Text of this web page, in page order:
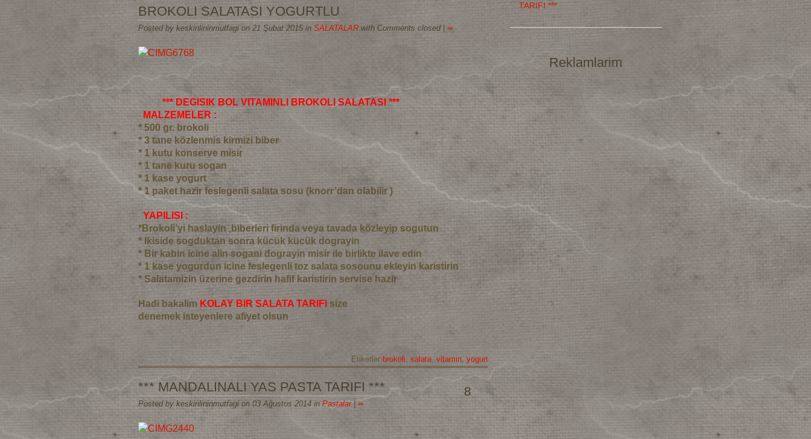
BROKOLI SALATASI YOGURTLU
Posted by keskinlininmutfagi on 21 Şubat 2015 in SALATALAR with Comments closed| ∞
*** DEGISIK BOL VITAMINLI BROKOLI SALATASI ***
MALZEMELER :
* 500 gr. brokoli
* 3 tane közlenmis kirmizi biber
* 1 kutu konserve misir
* 1 tane kuru sogan
* 1 kase yogurt
* 1 paket hazir feslegenli salata sosu (knorr’dan olabilir )
YAPILISI :
*Brokoli’yi haslayin ,biberleri firinda veya tavada közleyip sogutun
* Ikiside sogduktan sonra kücük kücük dograyin
* Bir kabin icine alin sogani dograyin misir ile birlikte ilave edin
* 1 kase yogurdun icine feslegenli toz salata sosounu ekleyin karistirin
* Salatamizin üzerine gezdirin hafif karistirin servise hazir
Hadi bakalim KOLAY BIR SALATA TARIFI size
denemek isteyenlere afiyet olsun
Etiketler: brokoli, salata, vitamin, yogurt
8
*** MANDALINALI YAS PASTA TARIFI ***
Posted by keskinlininmutfagi on 03 Ağustos 2014 in Pastalar ∞
TARIFI ***
Reklamlarim